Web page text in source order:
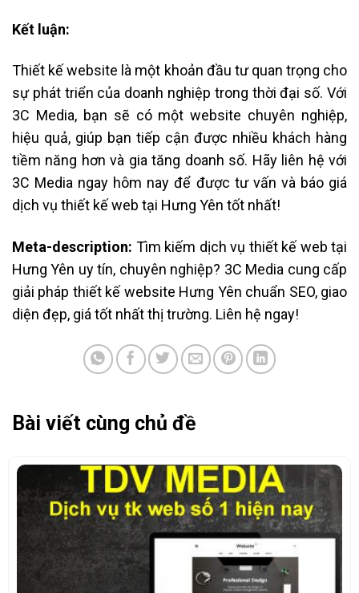
Kết luận:
Thiết kế website là một khoản đầu tư quan trọng cho
sự phát triển của doanh nghiệp trong thời đại số. Với
3C Media, bạn sẽ có một website chuyên nghiệp,
hiệu quả, giúp bạn tiếp cận được nhiều khách hàng
tiềm năng hơn và gia tăng doanh số. Hãy liên hệ với
3C Media ngay hôm nay để được tư vấn và báo giá
dịch vụ thiết kế web tại Hưng Yên tốt nhất!
Meta-description: Tìm kiếm dịch vụ thiết kế web tại
Hưng Yên uy tín, chuyên nghiệp? 3C Media cung cấp
giải pháp thiết kế website Hưng Yên chuẩn SEO, giao
diện đẹp, giá tốt nhất thị trường. Liên hệ ngay!
Bài viết cùng chủ đề